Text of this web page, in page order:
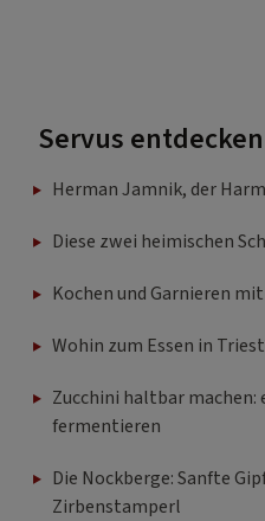
Servus entdecken
Herman Jamnik, der
Diese zwei heimischen
Kochen und Garnieren
Wohin zum Essen in
Zucchini haltbar
fermentieren
Die Nockberge: Sanfte
Zirbenstamperl